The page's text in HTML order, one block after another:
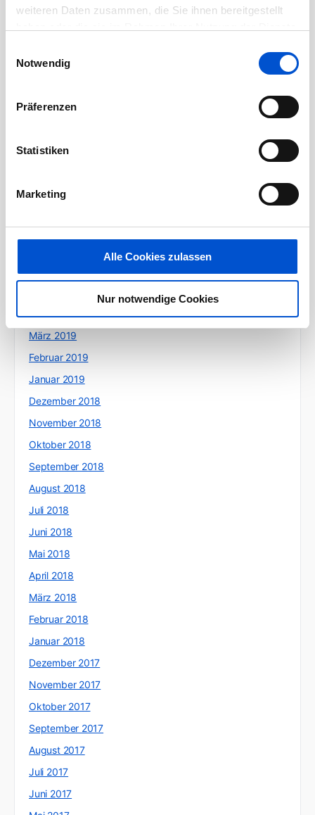
weiteren Daten zusammen, die Sie ihnen bereitgestellt
Notwendig
Präferenzen
Statistiken
Marketing
Alle Cookies zulassen
Nur notwendige Cookies
Juni 2020
Mai 2020
August 2019
April 2019
März 2019
Februar 2019
Januar 2019
Dezember 2018
November 2018
Oktober 2018
September 2018
August 2018
Juli 2018
Juni 2018
Mai 2018
April 2018
März 2018
Februar 2018
Januar 2018
Dezember 2017
November 2017
Oktober 2017
September 2017
August 2017
Juli 2017
Juni 2017